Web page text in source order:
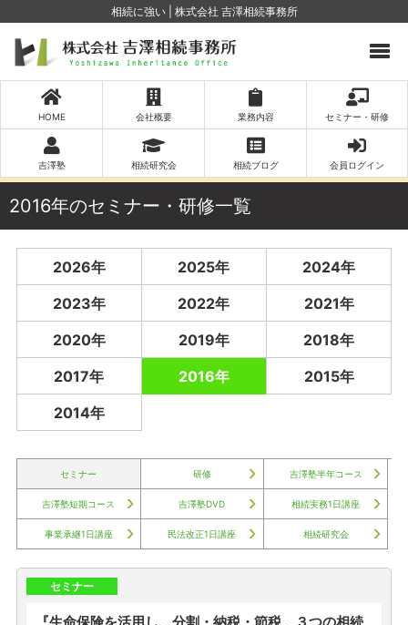
相続に強い | 株式会社 吉澤相続事務所
HOME 会社概要 業務内容 セミナー・研修
吉澤塾 相続研究会 相続ブログ 会員ログイン
2016年のセミナー・研修一覧
2026年 2025年
2024年
2023年
2022年
2021年
2020年
2019年
2018年
2017年
2016年
2015年
2014年
セミナー 研修 吉澤塾半年コース
吉澤塾短期コース 吉澤塾DVD 相続実務1日講座
事業承継1日講座 民法改正1日講座 相続研究会
セミナー